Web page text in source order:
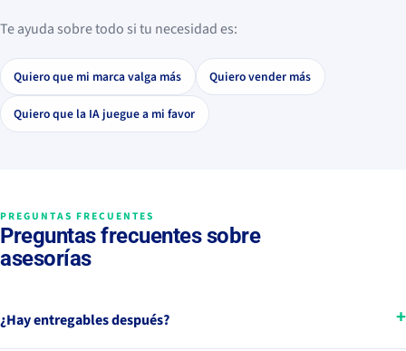
Te ayuda sobre todo si tu necesidad es:
Quiero que mi marca valga más Quiero vender más
Quiero que la IA juegue a mi favor
PREGUNTAS FRECUENTES
Preguntas frecuentes sobre
asesorías
¿Hay entregables después?